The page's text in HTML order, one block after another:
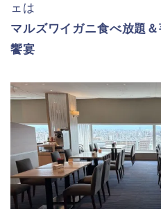
ェは
マルズワイガニ食べ放題
饗宴